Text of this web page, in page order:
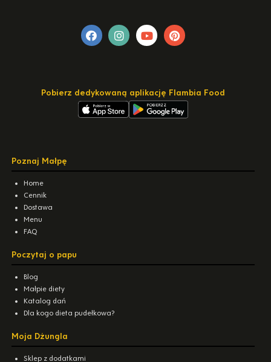
Pobierz dedykowaną aplikację Flambia Food
Poznaj Małpę
Home
Cennik
Dostawa
Menu
FAQ
Poczytaj o papu
Blog
Małpie diety
Katalog dań
Dla kogo dieta pudełkowa?
Moja Dżungla
Sklep z dodatkami